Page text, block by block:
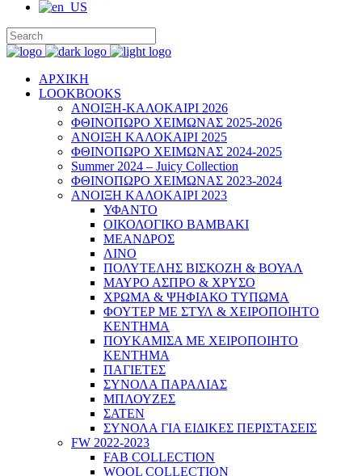
ΑΡΧΙΚΗ
LOOKBOOKS
ΑΝΟΙΞΗ-ΚΑΛΟΚΑΙΡΙ 2026
ΦΘΙΝΟΠΩΡΟ ΧΕΙΜΩΝΑΣ 2025-2026
ΑΝΟΙΞΗ ΚΑΛΟΚΑΙΡΙ 2025
ΦΘΙΝΟΠΩΡΟ ΧΕΙΜΩΝΑΣ 2024-2025
Summer 2024 – Juicy Collection
ΦΘΙΝΟΠΩΡΟ ΧΕΙΜΩΝΑΣ 2023-2024
ΑΝΟΙΞΗ ΚΑΛΟΚΑΙΡΙ 2023
ΥΦΑΝΤΟ
ΟΙΚΟΛΟΓΙΚΟ ΒΑΜΒΑΚΙ
ΜΕΑΝΔΡΟΣ
ΛΙΝΟ
ΠΟΛΥΤΕΛΗΣ ΒΙΣΚΟΖΗ & ΒΟΥΑΛ
ΜΑΥΡΟ ΑΣΠΡΟ & ΧΡΥΣΟ
ΧΡΩΜΑ & ΨΗΦΙΑΚΟ ΤΥΠΩΜΑ
ΦΟΥΤΕΡ ΜΕ ΣΤΥΛ & ΧΕΙΡΟΠΟΙΗΤΟ
ΚΕΝΤΗΜΑ
ΠΟΥΚΑΜΙΣΑ ΜΕ ΧΕΙΡΟΠΟΙΗΤΟ
ΚΕΝΤΗΜΑ
ΠΑΓΙΕΤΕΣ
ΣΥΝΟΛΑ ΠΑΡΑΛΙΑΣ
ΜΠΛΟΥΖΕΣ
ΣΑΤΕΝ
ΣΥΝΟΛΑ ΓΙΑ ΕΙΔΙΚΕΣ ΠΕΡΙΣΤΑΣΕΙΣ
FW 2022-2023
FAB COLLECTION
WOOL COLLECTION